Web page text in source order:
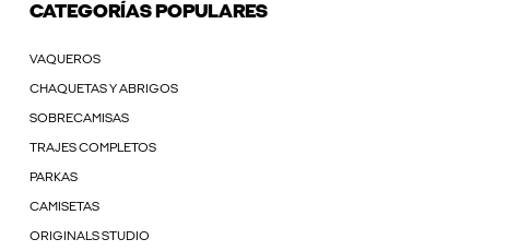
CATEGORÍAS POPULARES
VAQUEROS
CHAQUETAS Y ABRIGOS
SOBRECAMISAS
TRAJES COMPLETOS
PARKAS
CAMISETAS
ORIGINALS STUDIO